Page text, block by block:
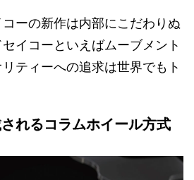
ーの新作は内部にこだわりぬ
イコーといえばムーブメント
リティーへの追求は世界でもト
れるコラムホイール方式